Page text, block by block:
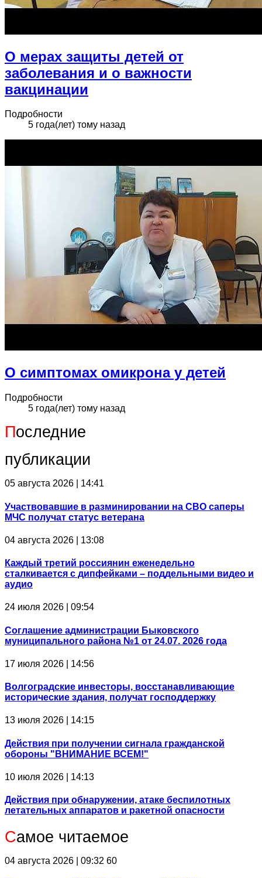
О мерах защиты детей от
заболевания и о важности
вакцинации
Подробности
5 года(лет) тому назад
О симптомах омикрона у детей
Подробности
5 года(лет) тому назад
Последние
публикации
05 августа 2026 | 14:41
Участвовавшие в разминировании на СВО саперы
МЧС получат статус ветерана
04 августа 2026 | 13:08
Каждый третий россиянин еженедельно
сталкивается с дипфейками – поддельными видео и
аудио
24 июля 2026 | 09:54
Соглашение администрации Быковского
муниципального района №1 от 24.07. 2026 года
17 июля 2026 | 14:56
Волгоградские инвесторы, восстанавливающие
исторические здания, получат господдержку
13 июля 2026 | 14:15
Действия при получении сигнала гражданской
обороны "ВНИМАНИЕ ВСЕМ!"
10 июля 2026 | 14:13
Действия при обнаружении, атаке беспилотных
летательных аппаратов и ракетной опасности
Самое читаемое
04 августа 2026 | 09:32 60